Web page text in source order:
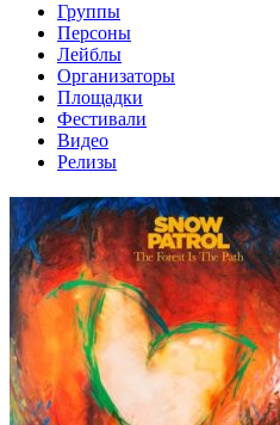
Группы
Персоны
Лейблы
Организаторы
Площадки
Фестивали
Видео
Релизы